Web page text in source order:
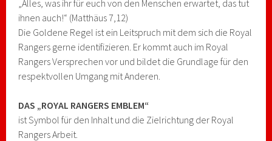
„Alles, was ihr für euch von den Menschen erwartet, das tut
ihnen auch!“ (Matthäus 7,12)
Die Goldene Regel ist ein Leitspruch mit dem sich die Royal
Rangers gerne identifizieren. Er kommt auch im Royal
Rangers Versprechen vor und bildet die Grundlage für den
respektvollen Umgang mit Anderen.
DAS „ROYAL RANGERS EMBLEM“
ist Symbol für den Inhalt und die Zielrichtung der Royal
Rangers Arbeit.